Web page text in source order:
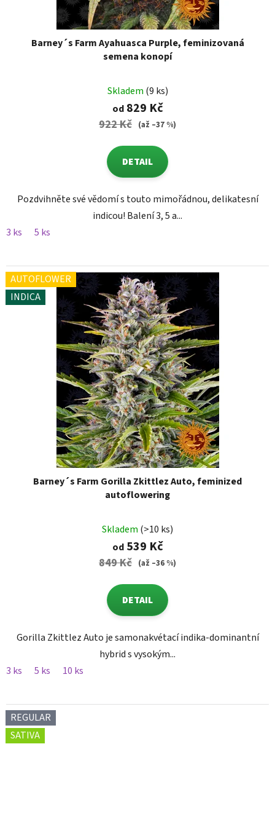
Barney´s Farm Ayahuasca Purple, feminizovaná
semena konopí
Skladem (9 ks)
od829 Kč
922 Kč (až –37 %)
DETAIL
Pozdvihněte své vědomí s touto mimořádnou, delikatesní
indicou! Balení 3, 5 a...
3 ks
5 ks
AUTOFLOWER
INDICA
Barney´s Farm Gorilla Zkittlez Auto, feminized
autoflowering
Skladem (>10 ks)
od539 Kč
849 Kč (až –36 %)
DETAIL
Gorilla Zkittlez Auto je samonakvétací indika-dominantní
hybrid s vysokým...
3 ks
5 ks 10 ks
REGULAR
SATIVA